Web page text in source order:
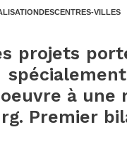
VILLES
projets
à une
Premier